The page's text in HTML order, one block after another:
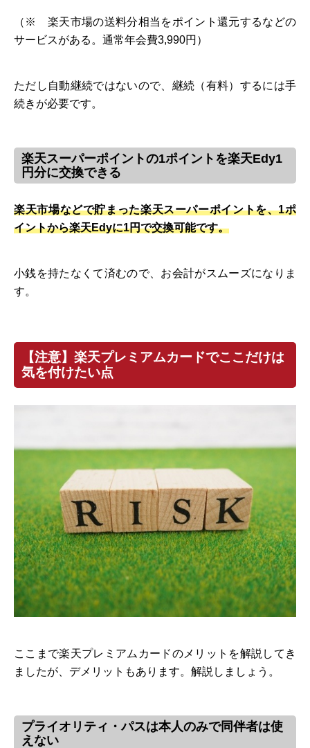
（※ 楽天市場の送料分相当をポイント還元するなどの
サービスがある。通常年会費3,990円）
ただし自動継続ではないので、継続（有料）するには手
続きが必要です。
楽天スーパーポイントの1ポイントを楽天Edy1
円分に交換できる
楽天市場などで貯まった楽天スーパーポイントを、1ポ
イントから楽天Edyに1円で交換可能です。
小銭を持たなくて済むので、お会計がスムーズになりま
す。
【注意】楽天プレミアムカードでここだけは
気を付けたい点
ここまで楽天プレミアムカードのメリットを解説してき
ましたが、デメリットもあります。解説しましょう。
プライオリティ・パスは本人のみで同伴者は使
えない